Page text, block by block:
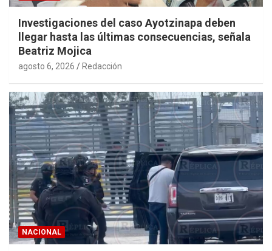
Investigaciones del caso Ayotzinapa deben
llegar hasta las últimas consecuencias, señala
Beatriz Mojica
agosto 6, 2026 Redacción
NACIONAL